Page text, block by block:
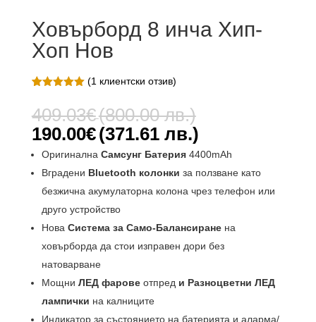
Ховърборд 8 инча Хип-
Хоп Нов
базирано
на
потребителс
(1 клиентски отзив)
409.03€(800.00 лв.)
was:
409.03€
(800.00
лв.).
190.00€(371.61 лв.)Текущата
цена
190.00€
(371.61
Оригинална Самсунг Батерия4400mAh
Вградени Bluetooth колонки за ползване като
безжична акумулаторна колона чрез телефон или
друго устройство
Нова Система за Само-Балансиранена
ховърборда да стои изправен дори без
натоварване
Мощни ЛЕД фаровеотпред и Разноцветни ЛЕД
лампички на калниците
Индикатор за състоянието на батерията и аларма/